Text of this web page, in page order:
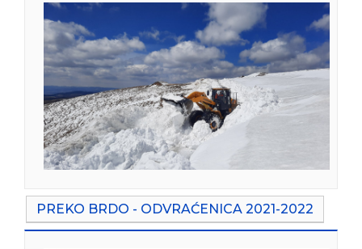
PREKO BRDO - ODVRAĆENICA 2021-2022